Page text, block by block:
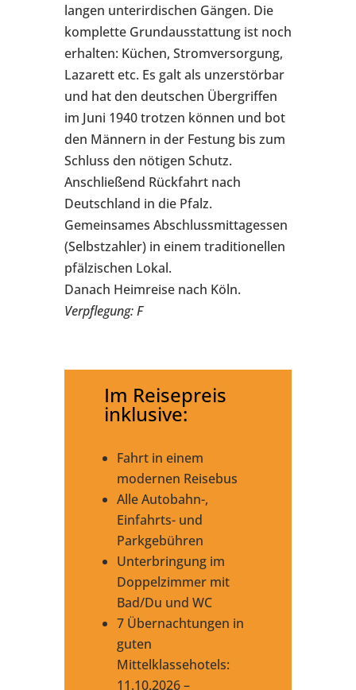
langen unterirdischen Gängen. Die
komplette Grundausstattung ist noch
erhalten: Küchen, Stromversorgung,
Lazarett etc. Es galt als unzerstörbar
und hat den deutschen Übergriffen
im Juni 1940 trotzen können und bot
den Männern in der Festung bis zum
Schluss den nötigen Schutz.
Anschließend Rückfahrt nach
Deutschland in die Pfalz.
Gemeinsames Abschlussmittagessen
(Selbstzahler) in einem traditionellen
pfälzischen Lokal.
Danach Heimreise nach Köln.
Verpflegung: F
Im Reisepreis
inklusive:
Fahrt in einem
modernen Reisebus
Alle Autobahn-,
Einfahrts- und
Parkgebühren
Unterbringung im
Doppelzimmer mit
Bad/Du und WC
7 Übernachtungen in
guten
Mittelklassehotels:
11.10.2026 –